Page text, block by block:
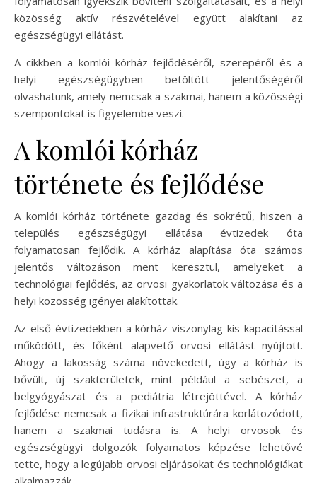
közösség aktív részvételével együtt alakítani az
egészségügyi ellátást.
A cikkben a komlói kórház fejlődéséről, szerepéről és a
helyi egészségügyben betöltött jelentőségéről
olvashatunk, amely nemcsak a szakmai, hanem a közösségi
szempontokat is figyelembe veszi.
A komlói kórház
története és fejlődése
A komlói kórház története gazdag és sokrétű, hiszen a
település egészségügyi ellátása évtizedek óta
folyamatosan fejlődik. A kórház alapítása óta számos
jelentős változáson ment keresztül, amelyeket a
technológiai fejlődés, az orvosi gyakorlatok változása és a
helyi közösség igényei alakítottak.
Az első évtizedekben a kórház viszonylag kis kapacitással
működött, és főként alapvető orvosi ellátást nyújtott.
Ahogy a lakosság száma növekedett, úgy a kórház is
bővült, új szakterületek, mint például a sebészet, a
belgyógyászat és a pediátria létrejöttével. A kórház
fejlődése nemcsak a fizikai infrastruktúrára korlátozódott,
hanem a szakmai tudásra is. A helyi orvosok és
egészségügyi dolgozók folyamatos képzése lehetővé
tette, hogy a legújabb orvosi eljárásokat és technológiákat